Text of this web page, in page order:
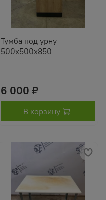
Тумба под урну
500х500х850
6 000 ₽
В корзину